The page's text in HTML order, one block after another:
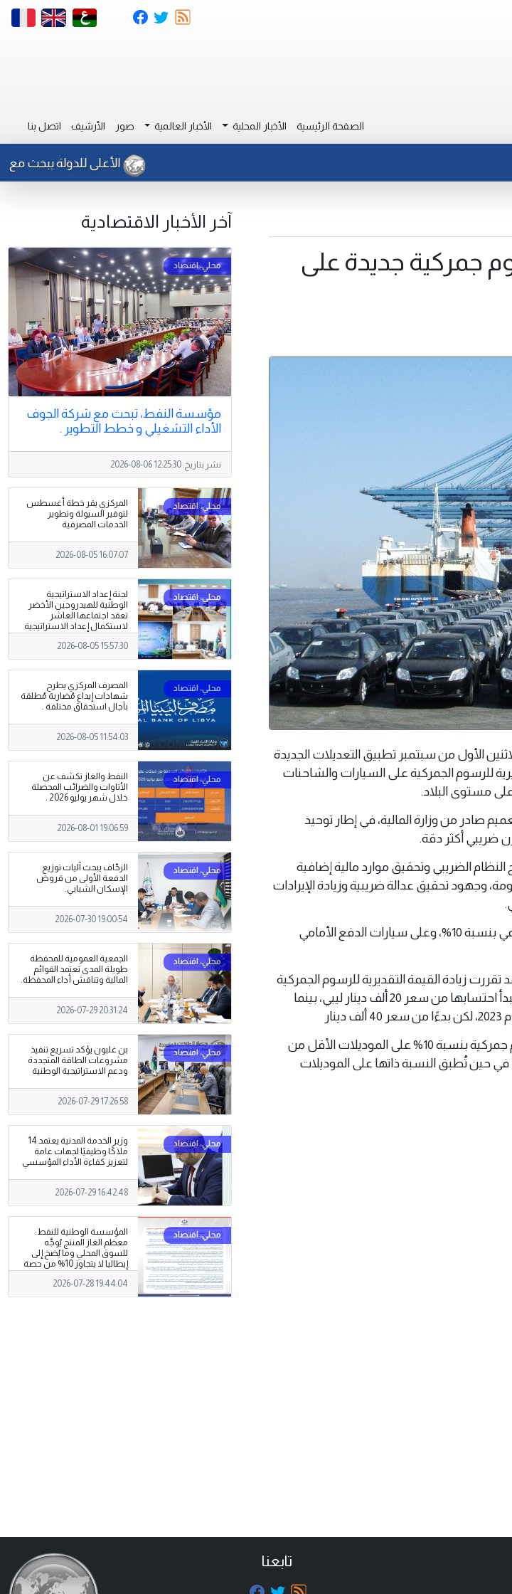
الصفحة الرئيسية الأخبار المحلية الأخبار العالمية صور الأرشيف اتصل بنا
الأعلى للدولة يبحث مع
جمركية جديدة على
من يوم غد الاثنين الأول من سبتمبر تطبيق التعديلات الجديدة
للرسوم الجمركية على السيارات والشاحنات
مستوى البلاد.
صادر من وزارة المالية، في إطار توحيد
ضريبي أكثر دقة.
الضريبي وتحقيق موارد مالية إضافية
وجهود تحقيق عدالة ضريبية وزيادة الإيرادات
وشمل التعديل رفع الرسوم على سيارات الدفع الرباعي بنسبة 10%، وعلى سيارات الدفع الأمامي
زيادة القيمة التقديرية للرسوم الجمركية
بنسبة 5% للموديلات الأقدم من سنة 2022، على أن يبدأ احتسابها من سعر 20 ألف دينار ليبي، بينما
كما شمل القرار الدراجات النارية، حيث تم تحديد رسوم جمركية بنسبة 10% على الموديلات الأقل من
في حين تُطبق النسبة ذاتها على الموديلات
آخر الأخبار الاقتصادية
مؤسسة النفط، تبحث مع شركة الجوف
الأداء التشغيلي و خطط التطوير .
نشر بتاريخ:2026-08-06 12:25:30
المركزي يقر خطة أغسطس
لتوفير السيولة وتطوير
الخدمات المصرفية
2026-08-05 16:07:07
لجنة إعداد الاستراتيجية
الوطنية للهيدروجين الأخضر
تعقد اجتماعها العاشر
لاستكمال إعداد الاستراتيجية
2026-08-05 15:57:30
المصرف المركزي يطرح
شهادات إيداع مُضاربة مُطلقة
بآجال استحقاق مختلفة .
2026-08-05 11:54:03
النفط والغاز تكشف عن
الأتاوات والضرائب المحصلة
خلال شهر يوليو 2026 .
2026-08-01 19:06:59
الزحّاف يبحث آليات توزيع
الدفعة الأولى من قروض
الإسكان الشبابي.
2026-07-30 19:00:54
الجمعية العمومية للمحفظة
طويلة المدى تعتمد القوائم
المالية وتناقش أداء المحفظة.
2026-07-29 20:31:24
بن غلبون يؤكد تسريع تنفيذ
مشروعات الطاقة المتجددة
ودعم الاستراتيجية الوطنية
2026-07-29 17:26:58
وزير الخدمة المدنية يعتمد 14
ملاكًا وظيفيًا لجهات عامة
لتعزيز كفاءة الأداء المؤسسي
2026-07-29 16:42:48
المؤسسة الوطنية للنفط:
معظم الغاز المنتج يُوجَّه
للسوق المحلي وما يُضخ إلى
إيطاليا لا يتجاوز 10% من حصة
الشريك
2026-07-28 19:44:04
تابعنا